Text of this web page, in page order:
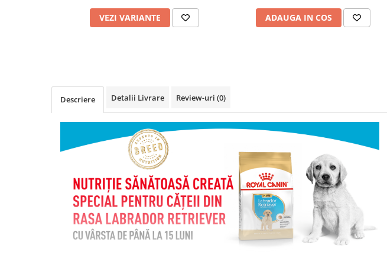
VEZI VARIANTE ADAUGA IN COS
Descriere Detalii Livrare Review-uri (0)